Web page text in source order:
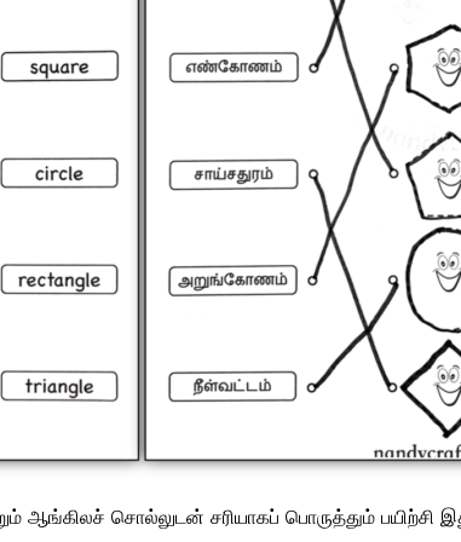
சொல்லுடன் சரியாகப் பொருத்தும் பயிற்சி